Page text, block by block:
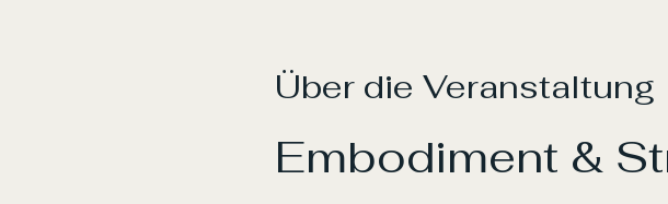
Über die Veranstaltung
Embodiment &